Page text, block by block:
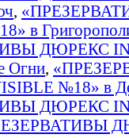
,
в
ДЮРЕКС
Огни,
№18» в
ДЮРЕКС